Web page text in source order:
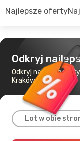
Najlepsze oferty
Odkryj
Odkryj najtańsze
Kraków
Lot w obie